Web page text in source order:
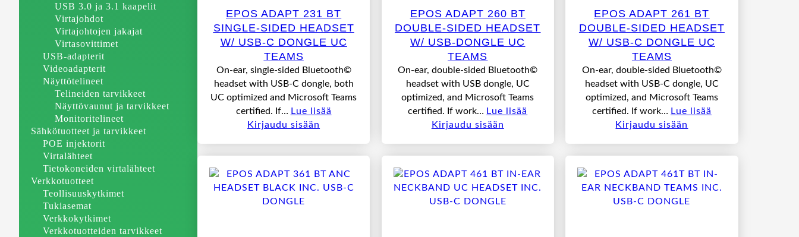
USB 3.0 ja 3.1 kaapelit
Virtajohdot
Virtajohtojen jakajat
Virtasovittimet
USB-adapterit
Videoadapterit
Näyttötelineet
Telineiden tarvikkeet
Näyttövaunut ja tarvikkeet
Monitoritelineet
Sähkötuotteet ja tarvikkeet
POE injektorit
Virtalähteet
Tietokoneiden virtalähteet
Verkkotuotteet
Teollisuuskytkimet
Tukiasemat
Verkkokytkimet
Verkkotuotteiden tarvikkeet
EPOS ADAPT 231 BT
SINGLE-SIDED HEADSET
W/ USB-C DONGLE UC
TEAMS
On-ear, single-sided Bluetooth©
headset with USB-C dongle, both
UC optimized and Microsoft Teams
certified. If… Lue lisää
Kirjaudu sisään
EPOS ADAPT 260 BT
DOUBLE-SIDED HEADSET
W/ USB-DONGLE UC
TEAMS
On-ear, double-sided Bluetooth©
headset with USB dongle, UC
optimized, and Microsoft Teams
certified. If work… Lue lisää
Kirjaudu sisään
EPOS ADAPT 261 BT
DOUBLE-SIDED HEADSET
W/ USB-C DONGLE UC
TEAMS
On-ear, double-sided Bluetooth©
headset with USB-C dongle, UC
optimized, and Microsoft Teams
certified. If work… Lue lisää
Kirjaudu sisään